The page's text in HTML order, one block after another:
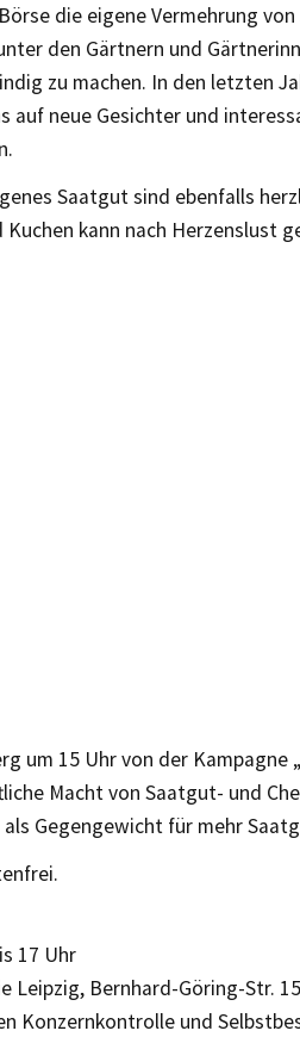
die eigene Vermehrung
den Gärtnern und
zu machen. In den letzten
auf neue Gesichter und
Saatgut sind ebenfalls
kann nach Herzenslust
um 15 Uhr von der Kampagne
Macht von Saatgut- und
Gegengewicht für mehr
17 Uhr
Leipzig, Bernhard-Göring-Str.
Konzernkontrolle und